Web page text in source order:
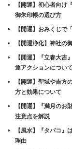
【開運】初心者向け
御朱印帳の選び方
【開運】おみくじで
【開運浄化】神社の
【開運】『立春大吉
運アクションについて
【開運】聖域や吉方
方と効果について
【開運】『満月の
注意点を解説
【風水】『タバコ』
理由